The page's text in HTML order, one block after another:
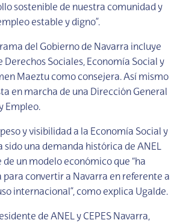
sostenible de nuestra comunidad y
estable y digno”.
del Gobierno de Navarra incluye
Sociales, Economía Social y
Maeztu como consejera. Así mismo
en marcha de una Dirección General
Empleo.
y visibilidad a la Economía Social y
sido una demanda histórica de ANEL
un modelo económico que “ha
convertir a Navarra en referente a
internacional”, como explica Ugalde.
de ANEL y CEPES Navarra,